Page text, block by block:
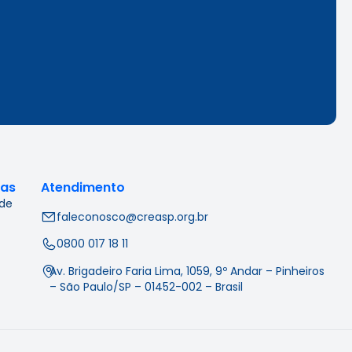
Atendimento
faleconosco@creasp.org.br
0800 017 18 11
Av. Brigadeiro Faria Lima, 1059, 9º Andar – Pinheiros
– São Paulo/SP – 01452-002 – Brasil